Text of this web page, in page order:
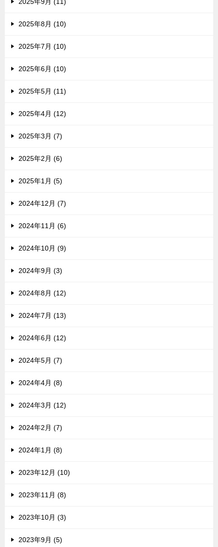
2025年8月 (10)
2025年7月 (10)
2025年6月 (10)
2025年5月 (11)
2025年4月 (12)
2025年3月 (7)
2025年2月 (6)
2025年1月 (5)
2024年12月 (7)
2024年11月 (6)
2024年10月 (9)
2024年9月 (3)
2024年8月 (12)
2024年7月 (13)
2024年6月 (12)
2024年5月 (7)
2024年4月 (8)
2024年3月 (12)
2024年2月 (7)
2024年1月 (8)
2023年12月 (10)
2023年11月 (8)
2023年10月 (3)
2023年9月 (5)